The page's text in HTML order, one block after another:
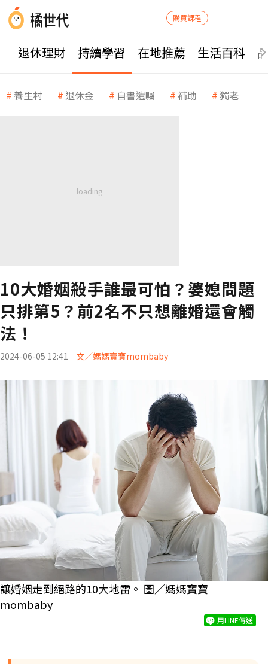
購買課程
退休理財 持續學習 在地推薦 生活百科
養生村 退休金 自書遺囑 補助 獨老
10大婚姻殺手誰最可怕？婆媳問題
只排第5？前2名不只想離婚還會觸
法！
2024-06-05 12:41 文／媽媽寶寶mombaby
讓婚姻走到絕路的10大地雷。 圖／媽媽寶寶
mombaby
用LINE傳送